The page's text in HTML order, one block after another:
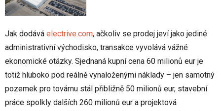
Jak dodává electrive.com, ačkoliv se prodej jeví jako jediné
administrativní východisko, transakce vyvolává vážné
ekonomické otázky. Sjednaná kupní cena 60 milionů eur je
totiž hluboko pod reálně vynaloženými náklady – jen samotný
pozemek pro továrnu stál přibližně 50 milionů eur, stavební
práce spolkly dalších 260 milionů eur a projektová